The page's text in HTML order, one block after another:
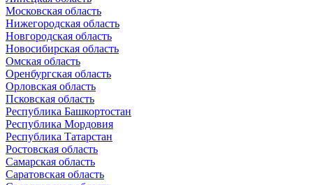
Московская область
Нижегородская область
Новгородская область
Новосибирская область
Омская область
Оренбургская область
Орловская область
Псковская область
Республика Башкортостан
Республика Мордовия
Республика Татарстан
Ростовская область
Самарская область
Саратовская область